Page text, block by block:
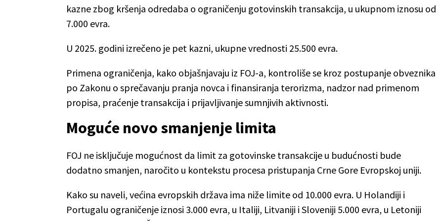
kazne zbog kršenja odredaba o ograničenju gotovinskih transakcija, u ukupnom iznosu od
7.000 evra.
U 2025. godini izrečeno je pet kazni, ukupne vrednosti 25.500 evra.
Primena ograničenja, kako objašnjavaju iz FOJ-a, kontroliše se kroz postupanje obveznika
po Zakonu o sprečavanju pranja novca i finansiranja terorizma, nadzor nad primenom
propisa, praćenje transakcija i prijavljivanje sumnjivih aktivnosti.
Moguće novo smanjenje limita
FOJ ne isključuje mogućnost da limit za gotovinske transakcije u budućnosti bude
dodatno smanjen, naročito u kontekstu procesa pristupanja Crne Gore Evropskoj uniji.
Kako su naveli, većina evropskih država ima niže limite od 10.000 evra. U Holandiji i
Portugalu ograničenje iznosi 3.000 evra, u Italiji, Litvaniji i Sloveniji 5.000 evra, u Letoniji